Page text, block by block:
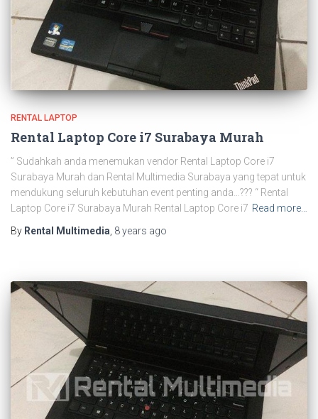
RENTAL LAPTOP
Rental Laptop Core i7 Surabaya Murah
” Sudahkah anda menemukan vendor Rental Laptop Core i7
Surabaya Murah dan Rental Multimedia Surabaya yang tepat untuk
mendukung seluruh kebutuhan event penting anda…??? “ Rental
Laptop Core i7 Surabaya Murah Rental Laptop Core i7 Read more…
By Rental Multimedia 8 years ago